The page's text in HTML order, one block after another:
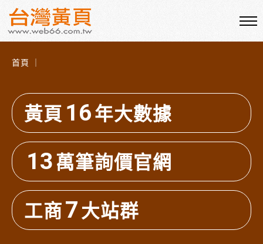
首頁 ｜
黃頁 16年大數據
13萬筆詢價官網
工商7大站群